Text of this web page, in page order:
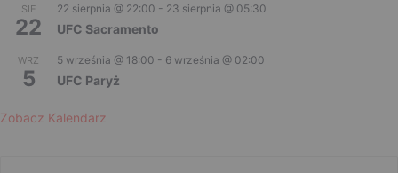
SIE
22
22 sierpnia @ 22:00 - 23 sierpnia @ 05:30
UFC Sacramento
WRZ
5
5 września @ 18:00 - 6 września @ 02:00
UFC Paryż
Zobacz Kalendarz